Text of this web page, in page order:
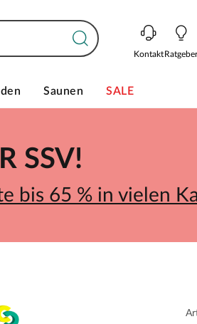
KontaktRatgeber
Saunen SALE
SSV!
bis 65 % in vielen